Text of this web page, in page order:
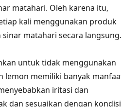
matahari. Oleh karena itu,
kali menggunakan produk
matahari secara langsung.
untuk tidak menggunakan
lemon memiliki banyak
iritasi dan
dan sesuaikan dengan kondisi